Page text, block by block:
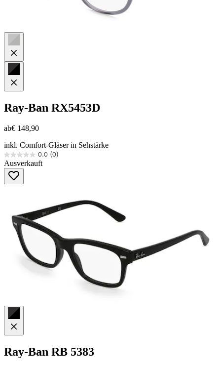
Ray-Ban RX5453D
ab€ 148,90
inkl. Comfort-Gläser in Sehstärke
0.0 (0)
0.0
von
Sternen.
Ausverkauft
Ray-Ban RB 5383